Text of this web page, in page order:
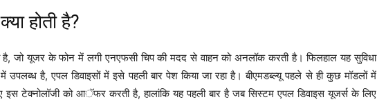
होती है?
जो यूजर के फोन में लगी एनएफसी चिप की मदद से वाहन को अनलॉक करती है। फिलहाल यह सुविधा
उपलब्ध है, एपल डिवाइसों में इसे पहली बार पेश किया जा रहा है। बीएमडब्ल्यू पहले से ही कुछ मॉडलों में
इस टेक्नोलॉजी को आॅफर करती है, हालांकि यह पहली बार है जब सिस्टम एपल डिवाइस यूजर्स के लिए